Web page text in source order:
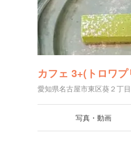
カフェ 3+(トロワ
愛知県名古屋市東区葵２丁
写真・動画